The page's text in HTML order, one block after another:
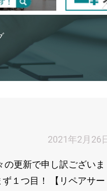
2021年2月26
更新で申し訳ございま
１つ目！ 【リペアサー